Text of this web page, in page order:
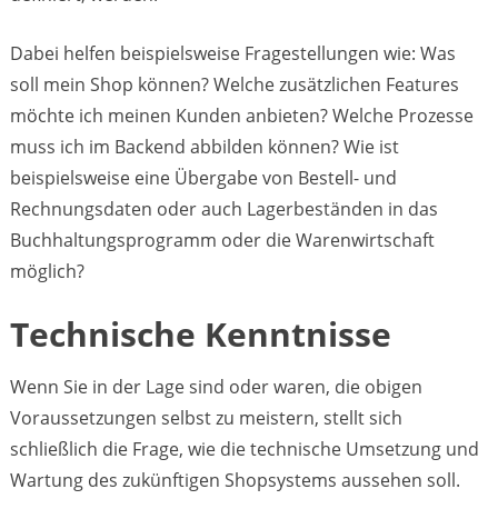
Dabei helfen beispielsweise Fragestellungen wie: Was
soll mein Shop können? Welche zusätzlichen Features
möchte ich meinen Kunden anbieten? Welche Prozesse
muss ich im Backend abbilden können? Wie ist
beispielsweise eine Übergabe von Bestell- und
Rechnungsdaten oder auch Lagerbeständen in das
Buchhaltungsprogramm oder die Warenwirtschaft
möglich?
Technische Kenntnisse
Wenn Sie in der Lage sind oder waren, die obigen
Voraussetzungen selbst zu meistern, stellt sich
schließlich die Frage, wie die technische Umsetzung und
Wartung des zukünftigen Shopsystems aussehen soll.